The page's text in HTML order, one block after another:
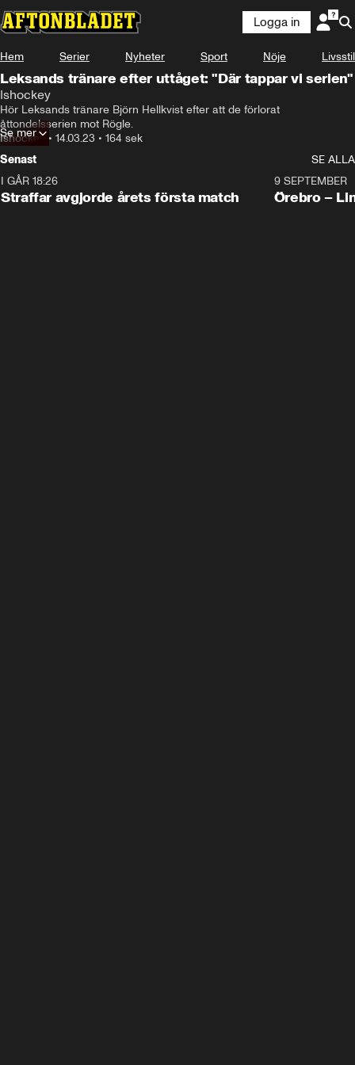
Logga in
Hem Serier Nyheter Sport Nöje Livsstil
Leksands tränare efter uttåget: "Där tappar vi serien"
Ishockey
Hör Leksands tränare Björn Hellkvist efter att de förlorat
åttondelsserien mot Rögle.
Ishockey• 14.03.23 • 164 sek
Se mer
Senast
SE ALLA
I GÅR 18:26
Straffar avgjorde årets första match
Plus
9 SEPTEMBER
Örebro –